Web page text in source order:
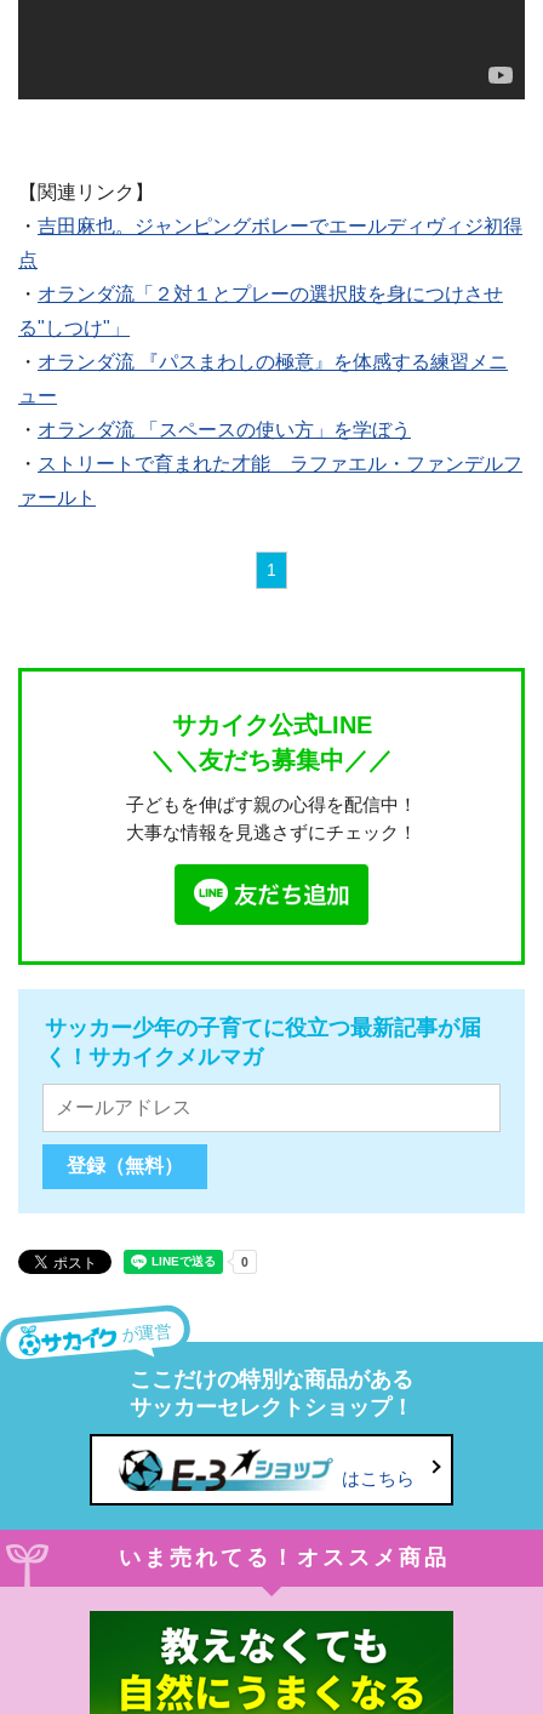
【関連リンク】
・ 吉田麻也。ジャンピングボレーでエールディヴィジ初得
点
・ オランダ流「２対１とプレーの選択肢を身につけさせ
る"しつけ"」
・ オランダ流 『パスまわしの極意』を体感する練習メニ
ュー
・ オランダ流 「スペースの使い方」を学ぼう
・ ストリートで育まれた才能 ラファエル・ファンデルフ
ァールト
1
サカイク公式LINE
＼＼友だち募集中／／
子どもを伸ばす親の心得を配信中！
大事な情報を見逃さずにチェック！
サッカー少年の子育てに役立つ最新記事が届
く！サカイクメルマガ
が運営
ここだけの特別な商品がある
サッカーセレクトショップ！
はこちら
いま売れてる！オススメ商品